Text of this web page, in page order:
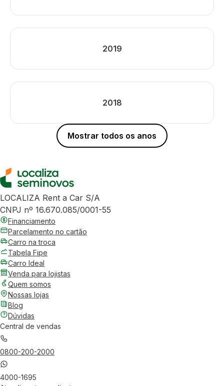
2019
2018
Mostrar todos os anos
LOCALIZA Rent a Car S/A
CNPJ nº 16.670.085/0001-55
Financiamento
Parcelamento no cartão
Carro na troca
Tabela Fipe
Carro Ideal
Venda para lojistas
Quem somos
Nossas lojas
Blog
Dúvidas
Central de vendas
0800-200-2000
4000-1695